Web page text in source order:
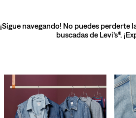
¡Sigue navegando! No puedes perderte
buscadas de Levi’s®.